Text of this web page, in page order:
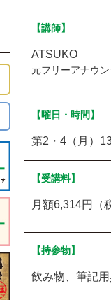
【講師】
ATSUKO
元フリーアナウ
【曜日・時間】
第2・4（月）
【受講料】
月額6,314円（
【持参物】
飲み物、筆記